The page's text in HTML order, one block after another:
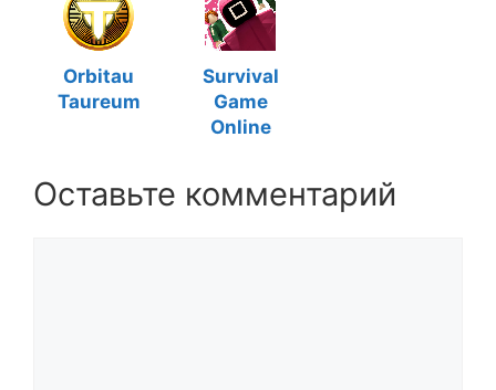
Orbitau
Taureum
Survival
Game
Online
Оставьте комментарий